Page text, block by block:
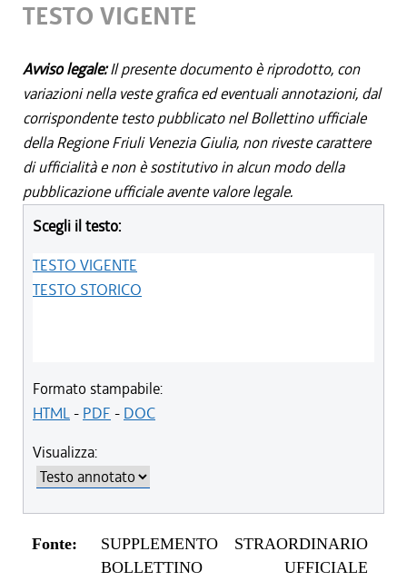
TESTO VIGENTE
Avviso legale:Il presente documento è riprodotto, con
variazioni nella veste grafica ed eventuali annotazioni, dal
corrispondente testo pubblicato nel Bollettino ufficiale
della Regione Friuli Venezia Giulia, non riveste carattere
di ufficialità e non è sostitutivo in alcun modo della
pubblicazione ufficiale avente valore legale.
Scegli il testo:
TESTO VIGENTE
TESTO STORICO
Formato stampabile:
HTML- PDF - DOC
Visualizza:
Fonte:
SUPPLEMENTO STRAORDINARIO
BOLLETTINO UFFICIALE